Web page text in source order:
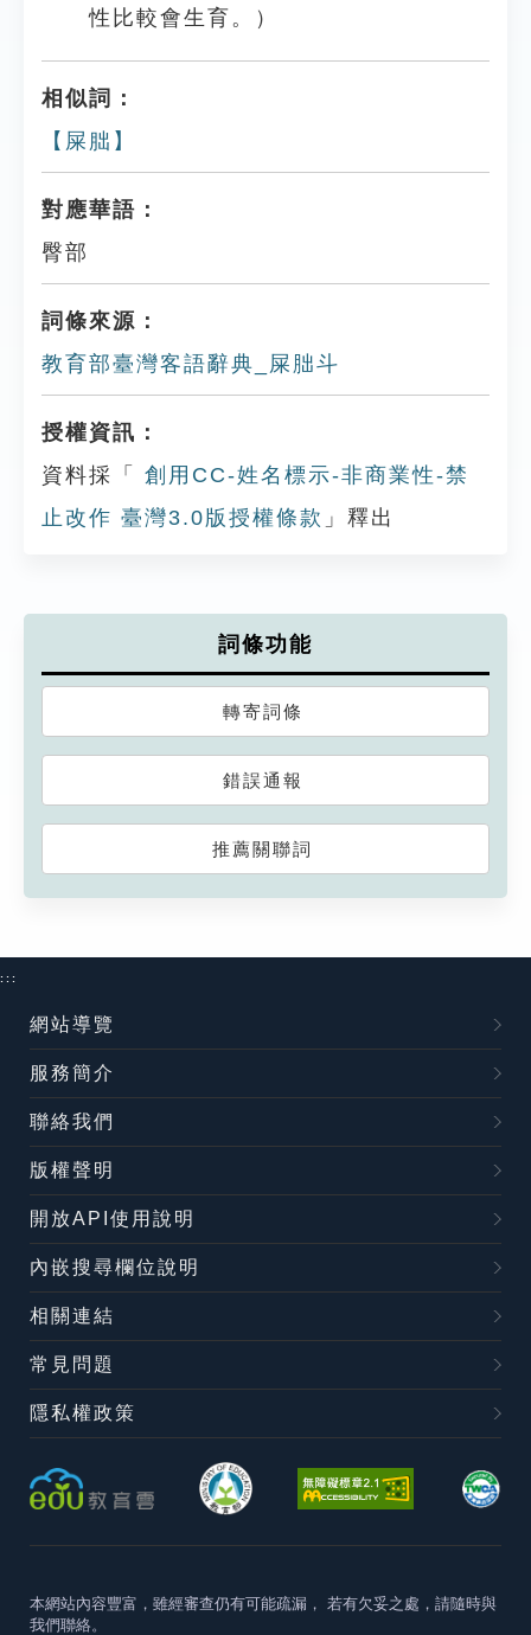
性比較會生育。）
相似詞：
【屎朏】
對應華語：
臀部
詞條來源：
教育部臺灣客語辭典_屎胐斗
授權資訊：
資料採「
創用CC-姓名標示-非商業性-禁
止改作 臺灣3.0版授權條款 」釋出
詞條功能
轉寄詞條
錯誤通報
推薦關聯詞
:::
網站導覽
服務簡介
聯絡我們
版權聲明
開放API使用說明
內嵌搜尋欄位說明
相關連結
常見問題
隱私權政策
本網站內容豐富，雖經審查仍有可能疏漏， 若有欠妥之處，請隨時與
我們聯絡。